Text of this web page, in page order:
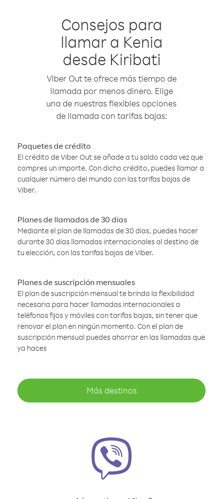
Consejos para
llamar a Kenia
desde Kiribati
Viber Out te ofrece más tiempo de
llamada por menos dinero. Elige
una de nuestras flexibles opciones
de llamada con tarifas bajas:
Paquetes de crédito
El crédito de Viber Out se añade a tu saldo cada vez que
compres un importe. Con dicho crédito, puedes llamar a
cualquier número del mundo con las tarifas bajas de
Viber.
Planes de llamadas de 30 días
Mediante el plan de llamadas de 30 días, puedes hacer
durante 30 días llamadas internacionales al destino de
tu elección, con las tarifas bajas de Viber.
Planes de suscripción mensuales
El plan de suscripción mensual te brinda la flexibilidad
necesaria para hacer llamadas internacionales a
teléfonos fijos y móviles con tarifas bajas, sin tener que
renovar el plan en ningún momento. Con el plan de
suscripción mensual puedes ahorrar en las llamadas que
ya haces
Más destinos